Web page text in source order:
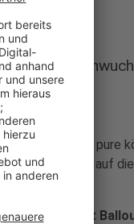
treffen
Musik – sie ist pure
des Karnevals auf
Höhner, Cat